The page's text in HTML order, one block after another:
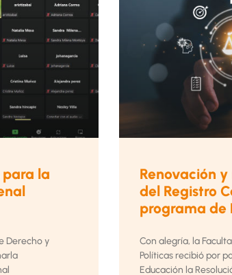
para la
Derecho y
Renovación
del Registro
programa de
Con alegría, la
Políticas recibió por
Educación la